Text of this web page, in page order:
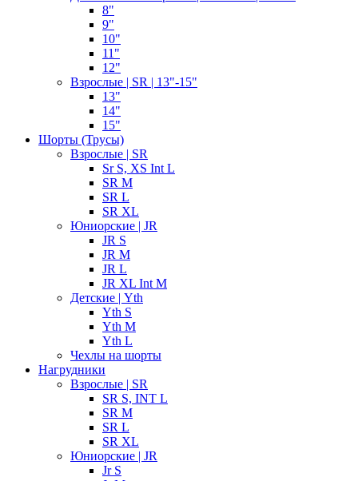
8"
9"
10"
11"
12"
Взрослые | SR | 13"-15"
13"
14"
15"
Шорты (Трусы)
Взрослые | SR
Sr S, XS Int L
SR M
SR L
SR XL
Юниорские | JR
JR S
JR M
JR L
JR XL Int M
Детские | Yth
Yth S
Yth M
Yth L
Чехлы на шорты
Нагрудники
Взрослые | SR
SR S, INT L
SR M
SR L
SR XL
Юниорские | JR
Jr S